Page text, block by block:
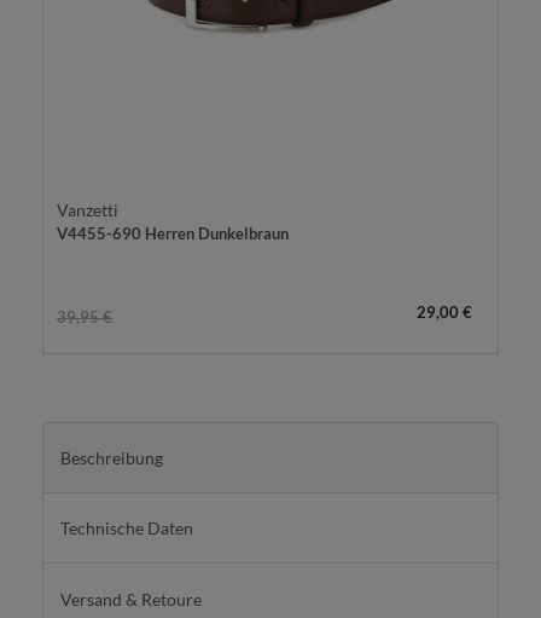
Vanzetti
V4455-690 Herren Dunkelbraun
39,95 € 29,00 €
Beschreibung
Technische Daten
Versand & Retoure